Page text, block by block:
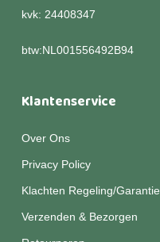
kvk: 24408347
btw:NL001556492B94
Klantenservice
Over Ons
Privacy Policy
Klachten Regeling/Garantie
Verzenden & Bezorgen